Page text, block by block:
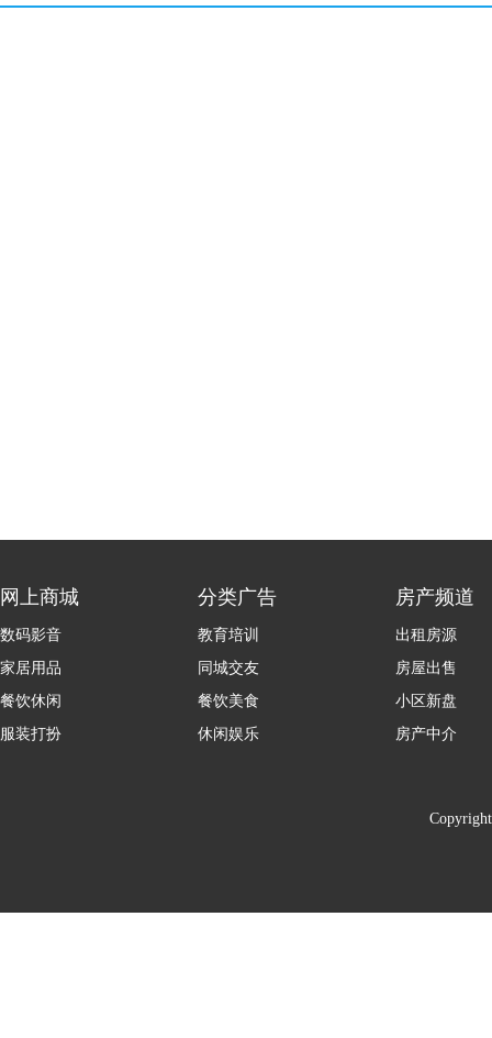
网上商城
数码影音
家居用品
餐饮休闲
服装打扮
分类广告
教育培训
同城交友
餐饮美食
休闲娱乐
房产频道
出租房源
房屋出售
小区新盘
房产中介